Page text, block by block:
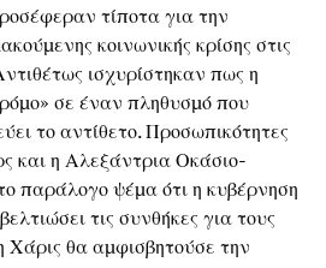
τίποτα για την
κοινωνικής κρίσης στις
ισχυρίστηκαν πως η
σε έναν πληθυσμό που
το αντίθετο. Προσωπικότητες
και η Αλεξάντρια Οκάσιο-
παράλογο ψέμα ότι η κυβέρνηση
τις συνθήκες για τους
Χάρις θα αμφισβητούσε την